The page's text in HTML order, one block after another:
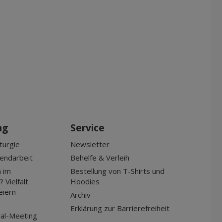
im
Vielfalt
Meeting
Service
Newsletter
Behelfe & Verleih
Bestellung von T-Shirts und
Hoodies
Archiv
Erklärung zur Barrierefreiheit